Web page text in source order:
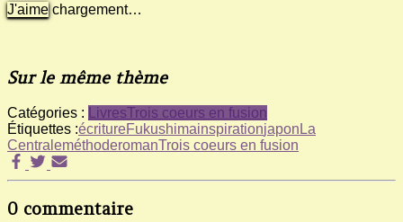
J'aime chargement…
Sur le même thème
Catégories : LivresTrois coeurs en fusion
Étiquettes :écritureFukushimainspirationjapon La
CentraleméthoderomanTrois coeurs en fusion
0 commentaire